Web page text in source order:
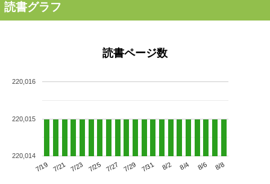
読書グラフ
読書ページ数
7/19 7/21 7/23 7/25 7/27 7/29 7/31 8/2 8/4 8/6 8/8
220,014
220,015
220,016